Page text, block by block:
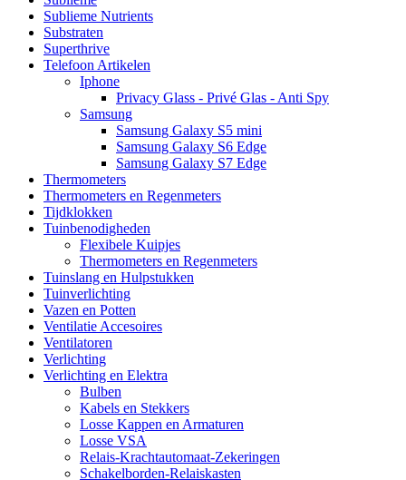
Sublieme Nutrients
Substraten
Superthrive
Telefoon Artikelen
Iphone
Privacy Glass - Privé Glas - Anti Spy
Samsung
Samsung Galaxy S5 mini
Samsung Galaxy S6 Edge
Samsung Galaxy S7 Edge
Thermometers
Thermometers en Regenmeters
Tijdklokken
Tuinbenodigheden
Flexibele Kuipjes
Thermometers en Regenmeters
Tuinslang en Hulpstukken
Tuinverlichting
Vazen en Potten
Ventilatie Accesoires
Ventilatoren
Verlichting
Verlichting en Elektra
Bulben
Kabels en Stekkers
Losse Kappen en Armaturen
Losse VSA
Relais-Krachtautomaat-Zekeringen
Schakelborden-Relaiskasten